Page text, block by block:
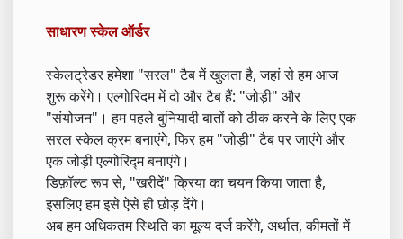
साधारण स्केल ऑर्डर
स्केलट्रेडर हमेशा "सरल" टैब में खुलता है, जहां से हम आज
शुरू करेंगे। एल्गोरिदम में दो और टैब हैं: "जोड़ी" और
"संयोजन"। हम पहले बुनियादी बातों को ठीक करने के लिए एक
सरल स्केल क्रम बनाएंगे, फिर हम "जोड़ी" टैब पर जाएंगे और
एक जोड़ी एल्गोरिद्म बनाएंगे।
डिफ़ॉल्ट रूप से, "खरीदें" क्रिया का चयन किया जाता है,
इसलिए हम इसे ऐसे ही छोड़ देंगे।
अब हम अधिकतम स्थिति का मूल्य दर्ज करेंगे, अर्थात, कीमतों में